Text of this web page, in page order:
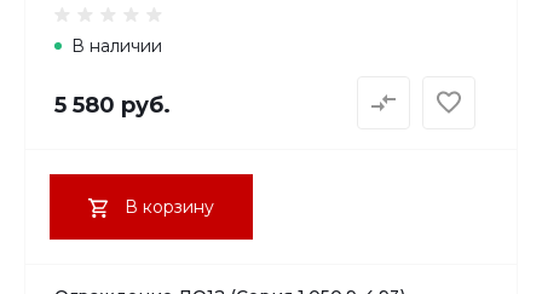
В наличии
5 580 руб.
В корзину